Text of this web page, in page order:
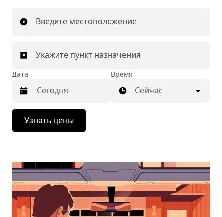
Введите местоположение
Укажите пункт назначения
Дата
Нажмите
стрелку
вниз,
календарю
выбрать
дату.
Чтобы
закрыть
Время
Сейчас
Узнать цены